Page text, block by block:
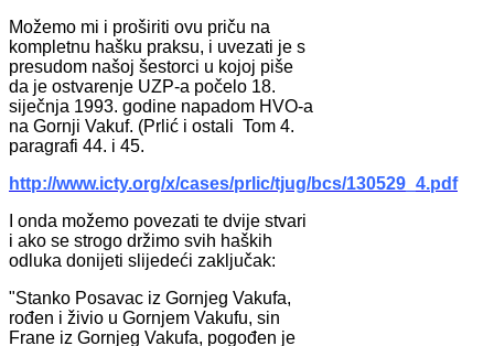
Možemo mi i proširiti ovu priču na
kompletnu hašku praksu, i uvezati je s
presudom našoj šestorci u kojoj piše
da je ostvarenje UZP-a počelo 18.
siječnja 1993. godine napadom HVO-a
na Gornji Vakuf. (Prlić i ostali Tom 4.
paragrafi 44. i 45.
http://www.icty.org/x/cases/prlic/tjug/bcs/130529_4.pdf
I onda možemo povezati te dvije stvari
i ako se strogo držimo svih haških
odluka donijeti slijedeći zaključak:
"Stanko Posavac iz Gornjeg Vakufa,
rođen i živio u Gornjem Vakufu, sin
Frane iz Gornjeg Vakufa, pogođen je